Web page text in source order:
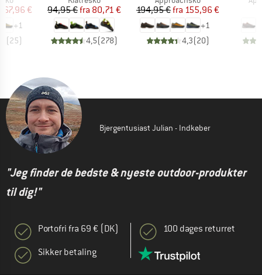
pris
€
+1
(25)
Pris
94,95 € Nedsat pris
fra 80,71 €
4,5(278)
Pris
194,95 € Nedsat pris
fra 155,96 €
+1
4,3(20)
Bjergentusiast Julian - Indkøber
"Jeg finder de bedste & nyeste outdoor-produkter
til dig!"
Portofri fra 69 € (DK)
Sikker betaling
100 dages returret